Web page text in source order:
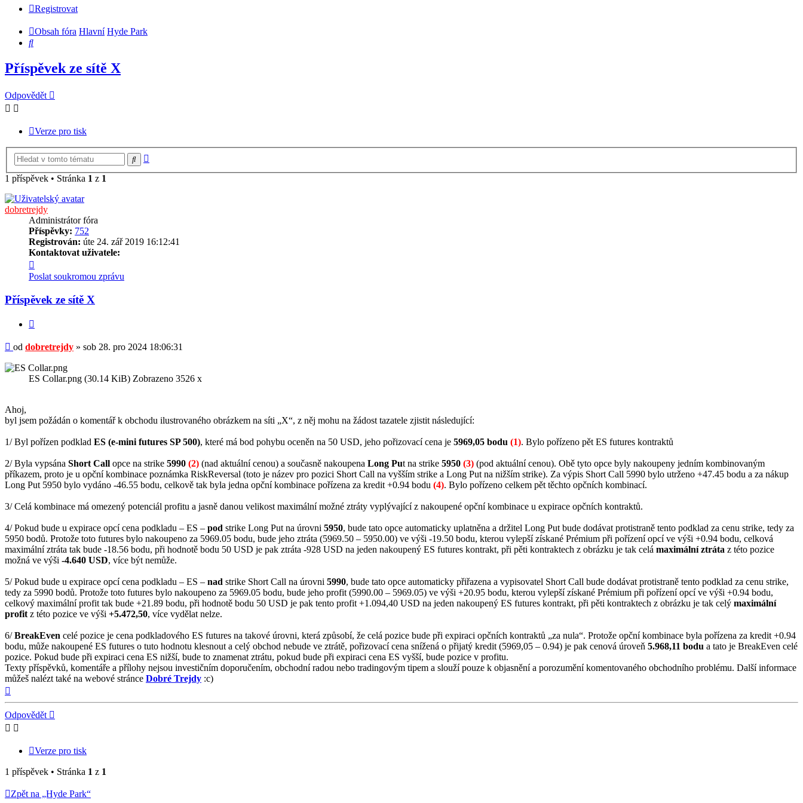
Registrovat
Obsah fóra Hlavní Hyde Park
Hledat
Příspěvek ze sítě X
Odpovědět
Verze pro tisk
Hledat
1 příspěvek • Stránka 1 z 1
dobretrejdy
Administrátor fóra
Příspěvky: 752
Registrován: úte 24. zář 2019 16:12:41
Kontaktovat uživatele:
uživatele
dobretrejdy
Poslat soukromou zprávu
Příspěvek ze sítě X
Příspěvek
od dobretrejdy » sob 28. pro 2024 18:06:31
ES Collar.png (30.14 KiB) Zobrazeno 3526 x
Ahoj,
byl jsem požádán o komentář k obchodu ilustrovaného obrázkem na síti „X“, z něj mohu na žádost tazatele zjistit následující:
1/ Byl pořízen podklad ES (e-mini futures SP 500), které má bod pohybu oceněn na 50 USD, jeho pořizovací cena je 5969,05 bodu (1). Bylo pořízeno pět ES futures kontraktů
2/ Byla vypsána Short Call opce na strike 5990 (2) (nad aktuální cenou) a současně nakoupena Long Put na strike 5950 (3) (pod aktuální cenou). Obě tyto opce byly nakoupeny jedním kombinovaným
příkazem, proto je u opční kombinace poznámka RiskReversal (toto je název pro pozici Short Call na vyšším strike a Long Put na nižším strike). Za výpis Short Call 5990 bylo utrženo +47.45 bodu a za nákup
Long Put 5950 bylo vydáno -46.55 bodu, celkově tak byla jedna opční kombinace pořízena za kredit +0.94 bodu (4). Bylo pořízeno celkem pět těchto opčních kombinací.
3/ Celá kombinace má omezený potenciál profitu a jasně danou velikost maximální možné ztráty vyplývající z nakoupené opční kombinace u expirace opčních kontraktů.
4/ Pokud bude u expirace opcí cena podkladu – ES – pod strike Long Put na úrovni 5950, bude tato opce automaticky uplatněna a držitel Long Put bude dodávat protistraně tento podklad za cenu strike, tedy za
5950 bodů. Protože toto futures bylo nakoupeno za 5969.05 bodu, bude jeho ztráta (5969.50 – 5950.00) ve výši -19.50 bodu, kterou vylepší získané Prémium při pořízení opcí ve výši +0.94 bodu, celková
maximální ztráta tak bude -18.56 bodu, při hodnotě bodu 50 USD je pak ztráta -928 USD na jeden nakoupený ES futures kontrakt, při pěti kontraktech z obrázku je tak celá maximální ztráta z této pozice
možná ve výši -4.640 USD, více být nemůže.
5/ Pokud bude u expirace opcí cena podkladu – ES – nad strike Short Call na úrovni 5990, bude tato opce automaticky přiřazena a vypisovatel Short Call bude dodávat protistraně tento podklad za cenu strike,
tedy za 5990 bodů. Protože toto futures bylo nakoupeno za 5969.05 bodu, bude jeho profit (5990.00 – 5969.05) ve výši +20.95 bodu, kterou vylepší získané Prémium při pořízení opcí ve výši +0.94 bodu,
celkový maximální profit tak bude +21.89 bodu, při hodnotě bodu 50 USD je pak tento profit +1.094,40 USD na jeden nakoupený ES futures kontrakt, při pěti kontraktech z obrázku je tak celý maximální
profit z této pozice ve výši +5.472,50, více vydělat nelze.
6/BreakEven celé pozice je cena podkladového ES futures na takové úrovni, která způsobí, že celá pozice bude při expiraci opčních kontraktů „za nula“. Protože opční kombinace byla pořízena za kredit +0.94
bodu, může nakoupené ES futures o tuto hodnotu klesnout a celý obchod nebude ve ztrátě, pořizovací cena snížená o přijatý kredit (5969,05 – 0.94) je pak cenová úroveň 5.968,11 bodu a tato je BreakEven celé
pozice. Pokud bude při expiraci cena ES nižší, bude to znamenat ztrátu, pokud bude při expiraci cena ES vyšší, bude pozice v profitu.
Texty příspěvků, komentáře a přílohy nejsou investičním doporučením, obchodní radou nebo tradingovým tipem a slouží pouze k objasnění a porozumění komentovaného obchodního problému. Další informace
můžeš nalézt také na webové stránce Dobré Trejdy :c)
Odpovědět
Verze pro tisk
1 příspěvek • Stránka 1 z 1
Zpět na „Hyde Park“